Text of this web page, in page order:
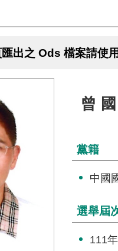
出之 Ods 檔案請使
曾
黨籍
中國
選舉屆
111